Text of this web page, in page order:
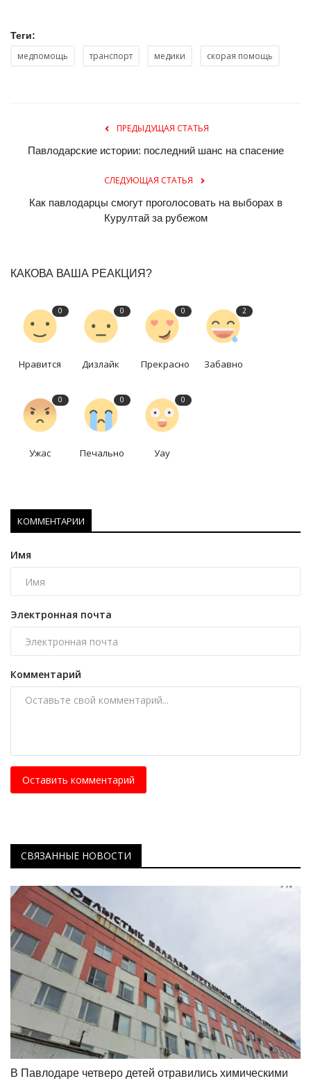
Теги:
медпомощь транспорт медики скорая помощь
ПРЕДЫДУЩАЯ СТАТЬЯ
Павлодарские истории: последний шанс на спасение
СЛЕДУЮЩАЯ СТАТЬЯ
Как павлодарцы смогут проголосовать на выборах в
Курултай за рубежом
КАКОВА ВАША РЕАКЦИЯ?
0
Нравится
0
Дизлайк
0
Прекрасно
2
Забавно
0
Ужас
0
Печально
0
Уау
КОММЕНТАРИИ
Имя
Электронная почта
Комментарий
Оставить комментарий
СВЯЗАННЫЕ НОВОСТИ
В Павлодаре четверо детей отравились химическими